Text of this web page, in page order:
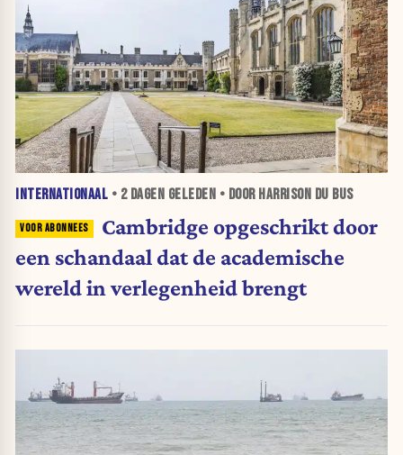
INTERNATIONAAL • 2 DAGEN GELEDEN • DOOR HARRISON DU BUS
Cambridge opgeschrikt door
een schandaal dat de academische
wereld in verlegenheid brengt